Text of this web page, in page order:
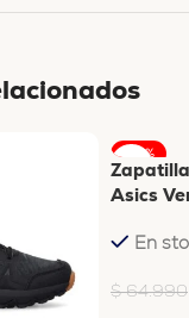
-23%
Asics
En
$64.990